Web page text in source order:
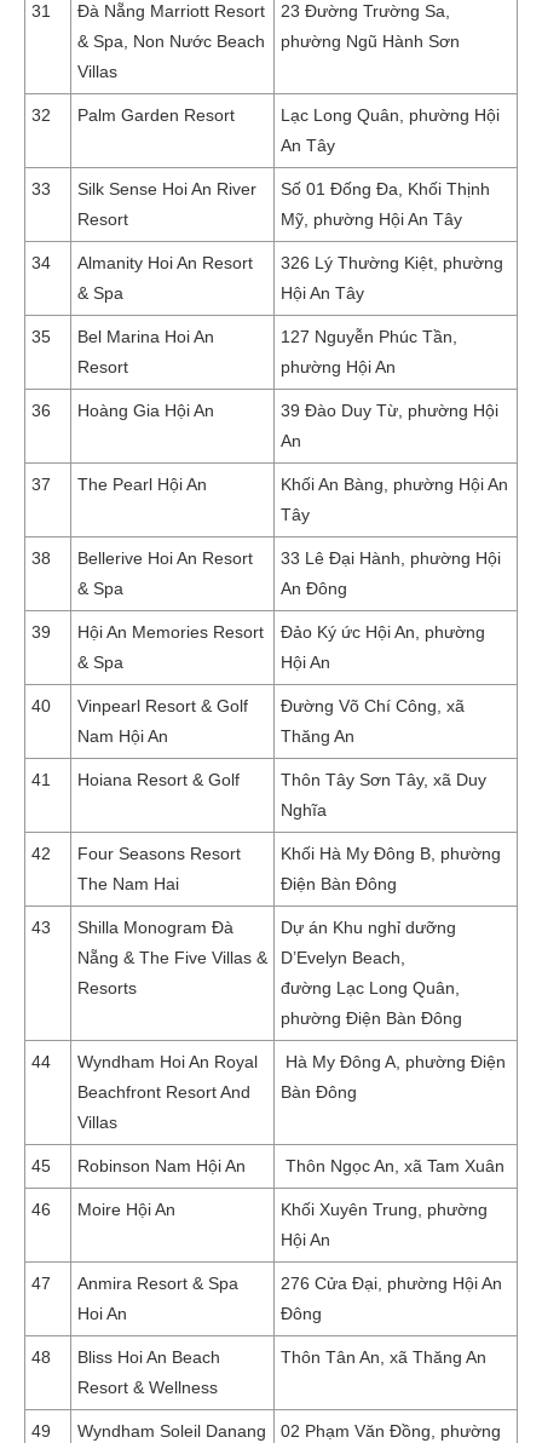
31
Đà Nẵng Marriott Resort
& Spa, Non Nước Beach
Villas
23 Đường Trường Sa,
phường Ngũ Hành Sơn
32 Palm Garden Resort
Lạc Long Quân, phường Hội
An Tây
33
Silk Sense Hoi An River
Resort
Số 01 Đống Đa, Khối Thịnh
Mỹ, phường Hội An Tây
34
Almanity Hoi An Resort
& Spa
326 Lý Thường Kiệt, phường
Hội An Tây
35
Bel Marina Hoi An
Resort
127 Nguyễn Phúc Tần,
phường Hội An
36 Hoàng Gia Hội An
39 Đào Duy Từ, phường Hội
An
37 The Pearl Hội An
Khối An Bàng, phường Hội An
Tây
38
Bellerive Hoi An Resort
& Spa
33 Lê Đại Hành, phường Hội
An Đông
39
Hội An Memories Resort
& Spa
Đảo Ký ức Hội An, phường
Hội An
40
Vinpearl Resort & Golf
Nam Hội An
Đường Võ Chí Công, xã
Thăng An
41 Hoiana Resort & Golf
Thôn Tây Sơn Tây, xã Duy
Nghĩa
42
Four Seasons Resort
The Nam Hai
Khối Hà My Đông B, phường
Điện Bàn Đông
43
Shilla Monogram Đà
Nẵng & The Five Villas &
Resorts
Dự án Khu nghỉ dưỡng
D’Evelyn Beach,
đường Lạc Long Quân,
phường Điện Bàn Đông
44
Wyndham Hoi An Royal
Beachfront Resort And
Villas
Hà My Đông A, phường Điện
Bàn Đông
45 Robinson Nam Hội An Thôn Ngọc An, xã Tam Xuân
46 Moire Hội An
Khối Xuyên Trung, phường
Hội An
47
Anmira Resort & Spa
Hoi An
276 Cửa Đại, phường Hội An
Đông
48
Bliss Hoi An Beach
Resort & Wellness
Thôn Tân An, xã Thăng An
49 Wyndham Soleil Danang
02 Phạm Văn Đồng, phường